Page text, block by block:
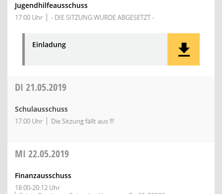
Jugendhilfeausschuss
17:00 Uhr - DIE SITZUNG WURDE ABGESETZT -
Einladung
DI 21.05.2019
Schulausschuss
17:00 Uhr Die Sitzung fällt aus !!!
MI 22.05.2019
Finanzausschuss
18:00-20:12 Uhr